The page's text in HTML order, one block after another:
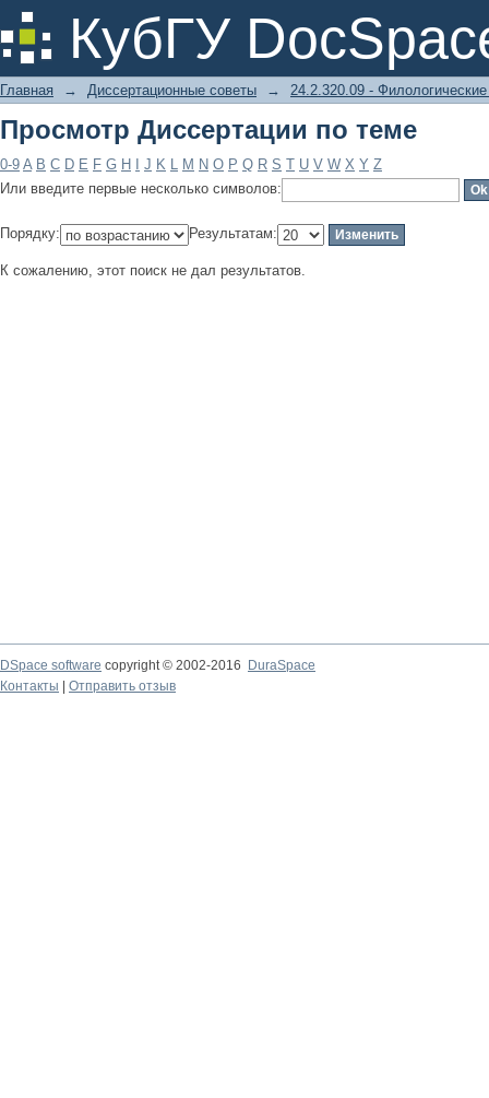
КубГУ
Просмотр Диссертации по теме
Главная → Диссертационные советы → 24.2.320.09 - Филологические
Просмотр Диссертации по теме
0-9 A B C D E F G H J K L M N O P Q R S T U V W X Y Z
Или введите первые несколько символов:
Порядку: Результатам:
К сожалению, этот поиск не дал результатов.
DSpace software copyright © 2002-2016
DuraSpace
Контакты
Отправить отзыв